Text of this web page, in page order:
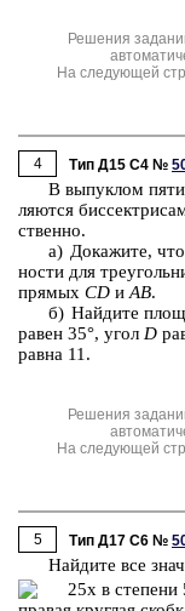
Решения
На следующей
4 Тип Д15 C4 №
В вы­пук­лом
ля­ют­ся
ствен­но.
а) До­ка­жи­те,
но­сти для
пря­мых CD и AB.
б) Най­ди­те
равен 35°, угол D
равна 11.
Решения
На следующей
5 Тип Д17 C6 №
Най­ди­те все